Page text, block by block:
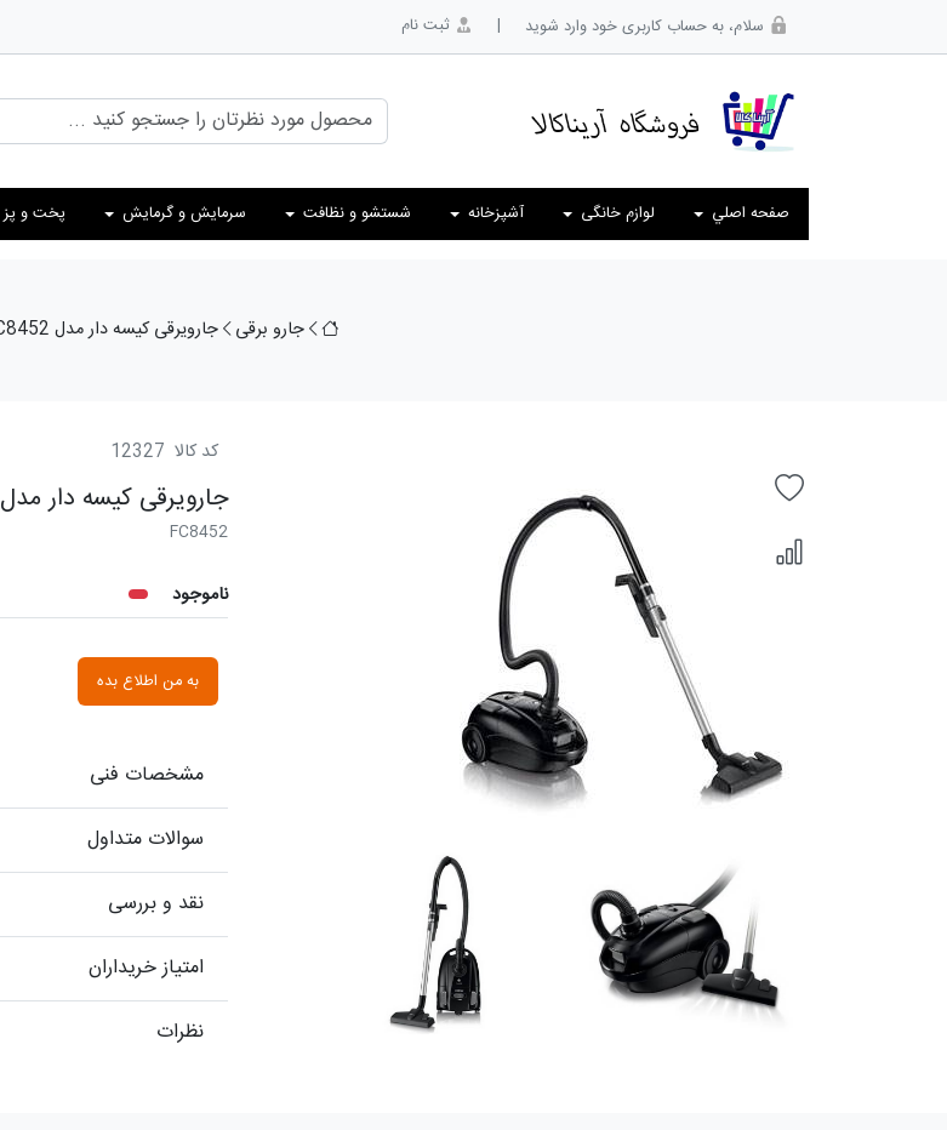
سلام، به حساب کاربری خود وارد شوید | ثبت نام
صفحه اصلي لوازم خانگی آشپزخانه شستشو و نظافت سرمایش و گرمایش پخت و پز
جارو برقی جارویرقی کیسه دار مدل FC8452 فیلیپس
کد کالا 12327
جارویرقی کیسه دار مدل FC8452 فیلیپس
FC8452
ناموجود
به من اطلاع بده
مشخصات فنی
سوالات متداول
نقد و بررسی
امتیاز خریداران
نظرات